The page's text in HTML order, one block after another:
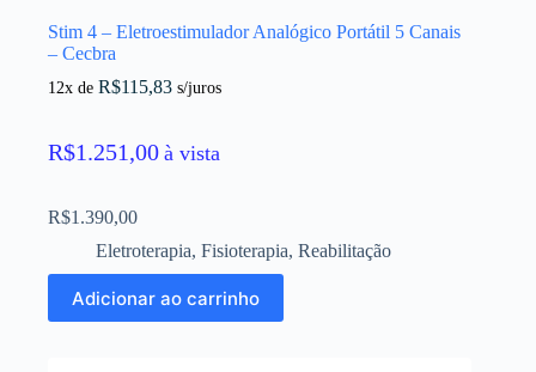
Stim 4 – Eletroestimulador Analógico Portátil 5 Canais
– Cecbra
12x de R$115,83 s/juros
R$1.251,00 à vista
R$1.390,00
Eletroterapia, Fisioterapia, Reabilitação
Adicionar ao carrinho